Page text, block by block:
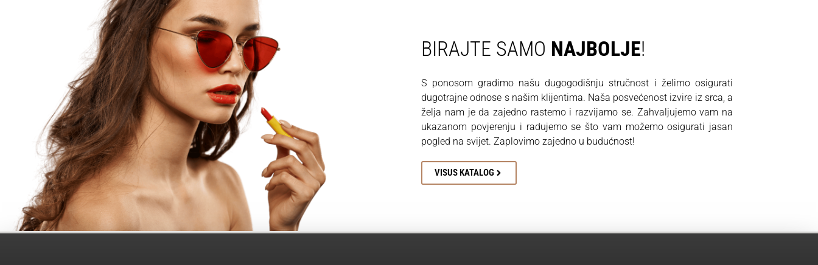
BIRAJTE SAMO NAJBOLJE!
S ponosom gradimo našu dugogodišnju stručnost i želimo osigurati
dugotrajne odnose s našim klijentima. Naša posvećenost izvire iz srca, a
želja nam je da zajedno rastemo i razvijamo se. Zahvaljujemo vam na
ukazanom povjerenju i radujemo se što vam možemo osigurati jasan
pogled na svijet. Zaplovimo zajedno u budućnost!
VISUS KATALOG